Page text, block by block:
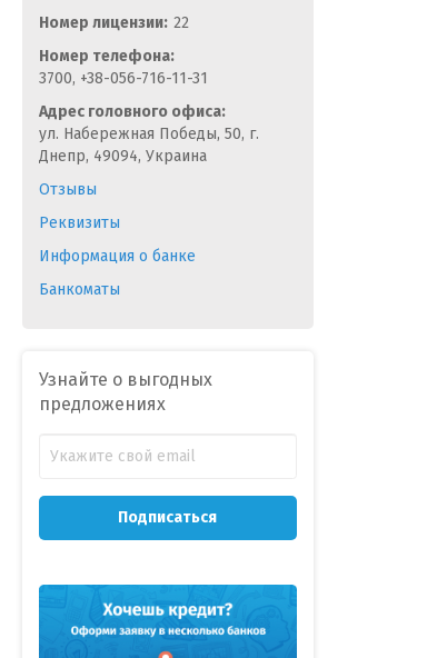
Номер лицензии: 22
Номер телефона:
3700, +38-056-716-11-31
Адрес головного офиса:
ул. Набережная Победы, 50, г.
Днепр, 49094, Украина
Отзывы
Реквизиты
Информация о банке
Банкоматы
Узнайте о выгодных
предложениях
Подписаться